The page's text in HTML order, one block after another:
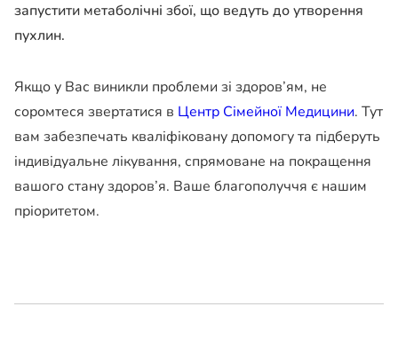
запустити метаболічні збої, що ведуть до утворення
пухлин.
Якщо у Вас виникли проблеми зі здоров’ям, не
соромтеся звертатися в Центр Сімейної Медицини. Тут
вам забезпечать кваліфіковану допомогу та підберуть
індивідуальне лікування, спрямоване на покращення
вашого стану здоров’я. Ваше благополуччя є нашим
пріоритетом.